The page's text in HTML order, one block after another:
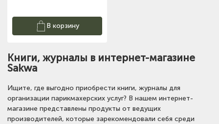
В корзину
Книги, журналы в интернет-магазине
Sakwa
Ищите, где выгодно приобрести книги, журналы для
организации парикмахерских услуг? В нашем интернет-
магазине представлены продукты от ведущих
производителей, которые зарекомендовали себя среди